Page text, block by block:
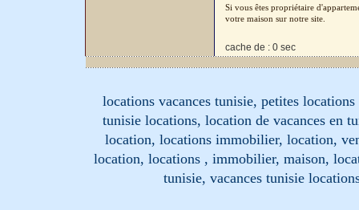
Si vous êtes propriétaire
votre maison sur notre site.
cache de : 0 sec
locations vacances tunisie, petites
tunisie locations, location de vacances en
location, locations immobilier, location,
location, locations , immobilier, maison,
tunisie, vacances tunisie